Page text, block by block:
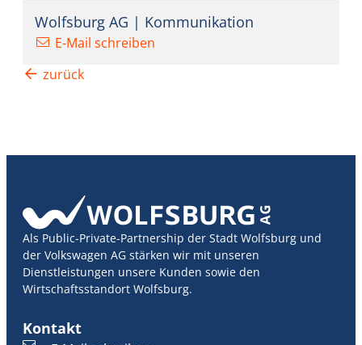
Wolfsburg AG | Kommunikation
E-Mail schreiben
zurück
Als Public-Private-Partnership der Stadt Wolfsburg und
der Volkswagen AG stärken wir mit unseren
Dienstleistungen unsere Kunden sowie den
Wirtschaftsstandort Wolfsburg.
Kontakt